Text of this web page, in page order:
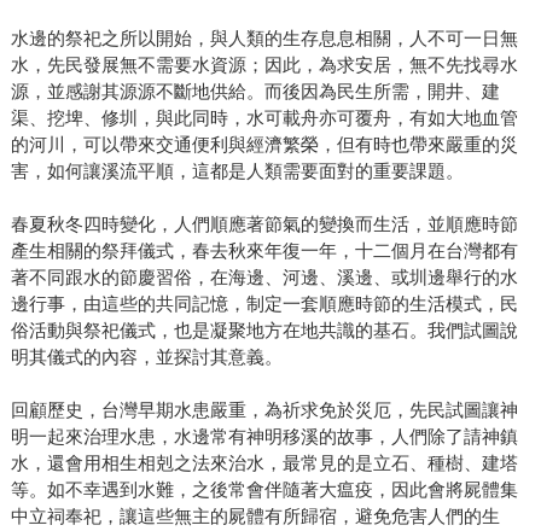
水邊的祭祀之所以開始，與人類的生存息息相關，人不可一日無
水，先民發展無不需要水資源；因此，為求安居，無不先找尋水
源，並感謝其源源不斷地供給。而後因為民生所需，開井、建
渠、挖埤、修圳，與此同時，水可載舟亦可覆舟，有如大地血管
的河川，可以帶來交通便利與經濟繁榮，但有時也帶來嚴重的災
害，如何讓溪流平順，這都是人類需要面對的重要課題。
春夏秋冬四時變化，人們順應著節氣的變換而生活，並順應時節
產生相關的祭拜儀式，春去秋來年復一年，十二個月在台灣都有
著不同跟水的節慶習俗，在海邊、河邊、溪邊、或圳邊舉行的水
邊行事，由這些的共同記憶，制定一套順應時節的生活模式，民
俗活動與祭祀儀式，也是凝聚地方在地共識的基石。我們試圖說
明其儀式的內容，並探討其意義。
回顧歷史，台灣早期水患嚴重，為祈求免於災厄，先民試圖讓神
明一起來治理水患，水邊常有神明移溪的故事，人們除了請神鎮
水，還會用相生相剋之法來治水，最常見的是立石、種樹、建塔
等。如不幸遇到水難，之後常會伴隨著大瘟疫，因此會將屍體集
中立祠奉祀，讓這些無主的屍體有所歸宿，避免危害人們的生